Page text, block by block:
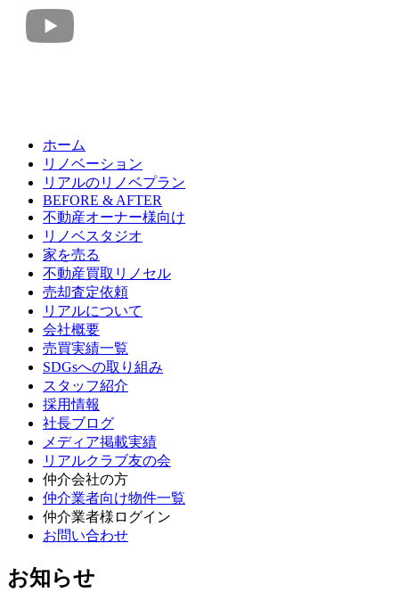
ホーム
リノベーション
リアルのリノベプラン
BEFORE & AFTER
不動産オーナー様向け
リノベスタジオ
家を売る
不動産買取リノセル
売却査定依頼
リアルについて
会社概要
売買実績一覧
SDGsへの取り組み
スタッフ紹介
採用情報
社長ブログ
メディア掲載実績
リアルクラブ友の会
仲介会社の方
仲介業者向け物件一覧
仲介業者様ログイン
お問い合わせ
お知らせ